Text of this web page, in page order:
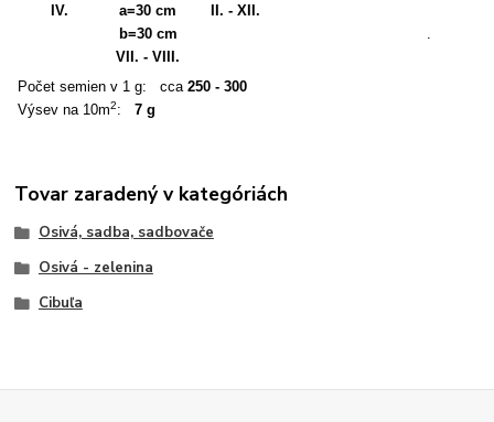
IV.
a=30 cm
b=30 cm
VII. - VIII.
II. - XII.
Počet semien v 1 g: cca 250 - 300
Výsev na 10m2:7 g
Tovar zaradený v kategóriách
Osivá, sadba, sadbovače
Osivá - zelenina
Cibuľa